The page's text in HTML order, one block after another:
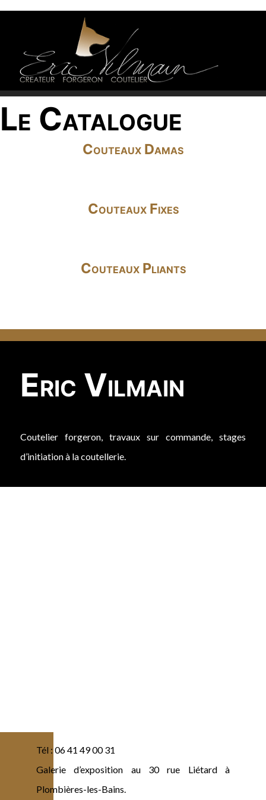
Le Catalogue
Couteaux Damas
Couteaux Fixes
Couteaux Pliants
Eric Vilmain
Coutelier forgeron, travaux sur commande, stages
d’initiation à la coutellerie.
Tél : 06 41 49 00 31
Galerie d’exposition au 30 rue Liétard à
Plombières-les-Bains.